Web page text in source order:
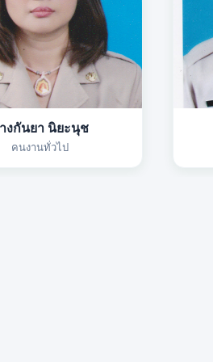
งกันยา นิยะนุช
คนงานทั่วไป